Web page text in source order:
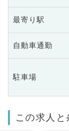
最寄り駅
自動車通勤
駐車場
この求人と